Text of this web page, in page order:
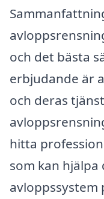
och det bästa
erbjudande är
och deras
hitta
som kan